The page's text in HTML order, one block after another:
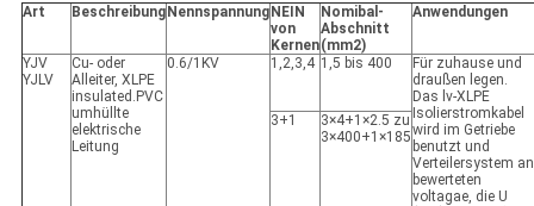
Art Beschreibung Nennspannung NEIN
von
Kernen
Nomibal-
Abschnitt
(mm2)
Anwendungen
YJV
YJLV
Cu- oder
Alleiter, XLPE
insulated.PVC
umhüllte
elektrische
Leitung
0.6/1KV 1,2,3,4 1,5 bis 400
Für zuhause und
draußen legen.
Das lv-XLPE
Isolierstromkabel
wird im Getriebe
benutzt und
Verteilersystem an
bewerteten
voltagae, die U
3+1
3×4+1×2.5 zu
3×400+1×185